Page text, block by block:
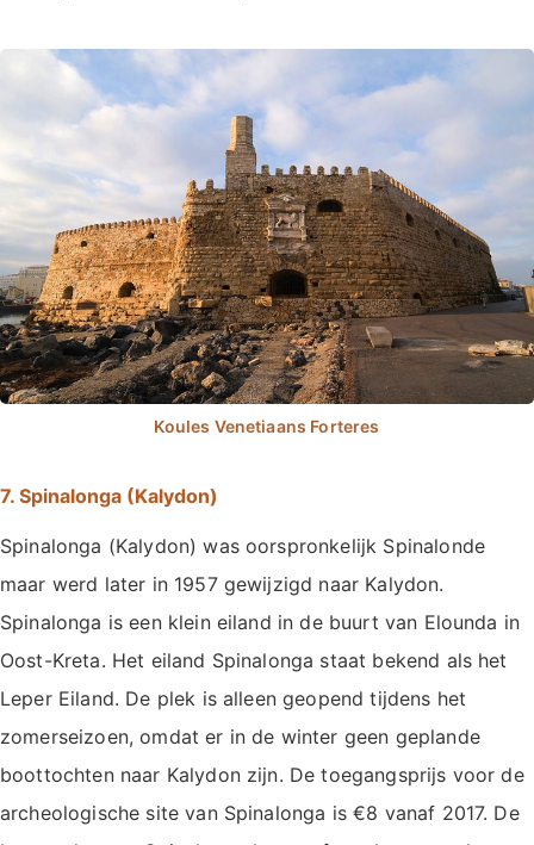
7. Spinalonga (Kalydon)
Spinalonga (Kalydon) was oorspronkelijk Spinalonde
maar werd later in 1957 gewijzigd naar Kalydon.
Spinalonga is een klein eiland in de buurt van Elounda in
Oost-Kreta. Het eiland Spinalonga staat bekend als het
Leper Eiland. De plek is alleen geopend tijdens het
zomerseizoen, omdat er in de winter geen geplande
boottochten naar Kalydon zijn. De toegangsprijs voor de
archeologische site van Spinalonga is €8 vanaf 2017. De